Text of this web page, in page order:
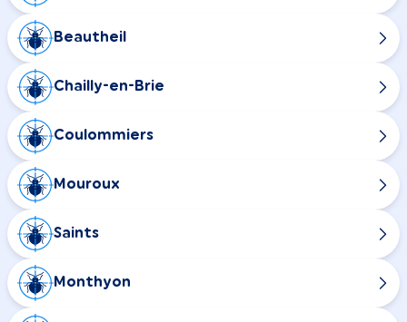
Beautheil
Chailly-en-Brie
Coulommiers
Mouroux
Saints
Monthyon